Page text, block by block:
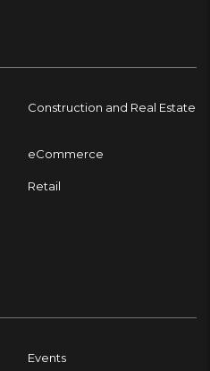
Construction and Real Estate
eCommerce
Retail
Events